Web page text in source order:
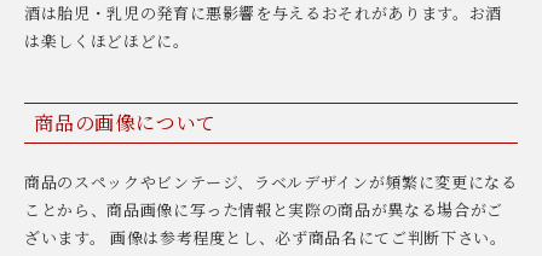
酒は胎児・乳児の発育に悪影響を与えるおそれがあります。お酒
は楽しくほどほどに。
商品の画像について
商品のスペックやビンテージ、ラベルデザインが頻繁に変更になる
ことから、商品画像に写った情報と実際の商品が異なる場合がご
ざいます。 画像は参考程度とし、必ず商品名にてご判断下さい。